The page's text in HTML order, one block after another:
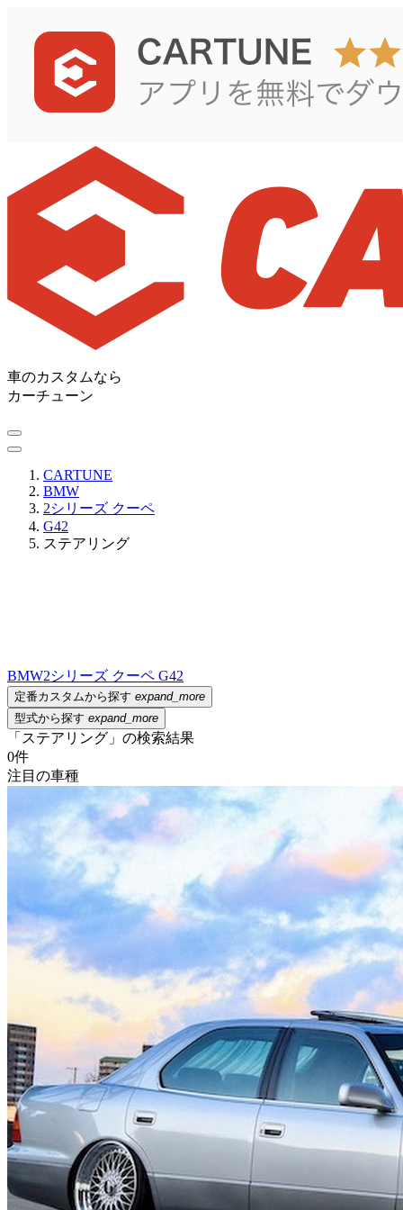
車のカスタムなら
カーチューン
CARTUNE
BMW
2シリーズ クーペ
G42
ステアリング
BMW2シリーズ クーペ G42
定番カスタムから探す expand_more
型式から探す expand_more
「ステアリング」の検索結果
0件
注目の車種